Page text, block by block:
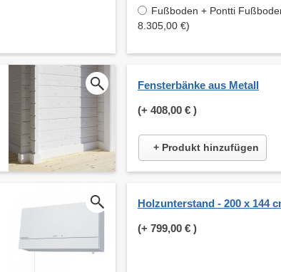
Fußboden + Pontti
8.305,00 €)
Fensterbänke aus Metall
(+ 408,00 € )
+ Produkt hinzufügen
Holzunterstand - 200 x 144
(+ 799,00 € )